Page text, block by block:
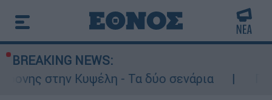
BREAKING NEWS:
- Τα δύο σενάρια
Προφυλακιστέος ο